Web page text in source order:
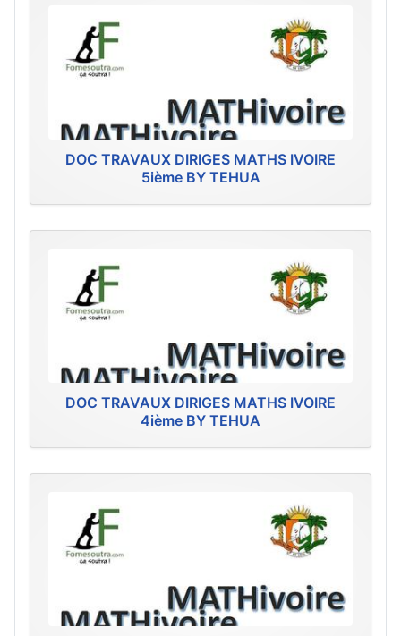
DOC TRAVAUX DIRIGES MATHS IVOIRE
5ième BY TEHUA
DOC TRAVAUX DIRIGES MATHS IVOIRE
4ième BY TEHUA